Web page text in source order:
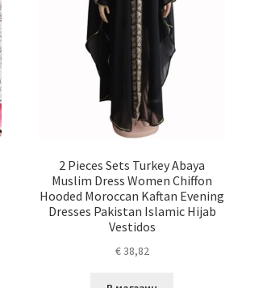
2 Pieces Sets Turkey Abaya
Muslim Dress Women Chiffon
Hooded Moroccan Kaftan Evening
Dresses Pakistan Islamic Hijab
Vestidos
€38,82